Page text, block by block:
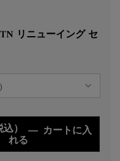
リニューイング セ
込） ― カートに入
れる